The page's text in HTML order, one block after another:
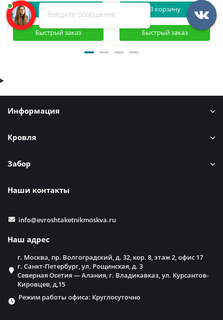
Быстрый заказ
В корзину
Быстрый заказ
Информация
Кровля
Забор
Наши контакты
info@evroshtaketnikmoskva.ru
Наш адрес
г. Москва, пр. Волгоградский, д. 32, кор. 8, этаж 2, офис 17
г. Санкт-Петербург, ул. Рощинская, д. 3
Северная Осетия — Алания, г. Владикавказ, ул. Курсантов-
Кировцев, д,15
Режим работы офиса: Круглосуточно
Введите сообщение